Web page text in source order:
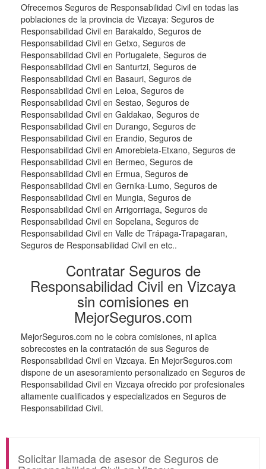
Ofrecemos Seguros de Responsabilidad Civil en todas las
poblaciones de la provincia de Vizcaya: Seguros de
Responsabilidad Civil en Barakaldo, Seguros de
Responsabilidad Civil en Getxo, Seguros de
Responsabilidad Civil en Portugalete, Seguros de
Responsabilidad Civil en Santurtzi, Seguros de
Responsabilidad Civil en Basauri, Seguros de
Responsabilidad Civil en Leioa, Seguros de
Responsabilidad Civil en Sestao, Seguros de
Responsabilidad Civil en Galdakao, Seguros de
Responsabilidad Civil en Durango, Seguros de
Responsabilidad Civil en Erandio, Seguros de
Responsabilidad Civil en Amorebieta-Etxano, Seguros de
Responsabilidad Civil en Bermeo, Seguros de
Responsabilidad Civil en Ermua, Seguros de
Responsabilidad Civil en Gernika-Lumo, Seguros de
Responsabilidad Civil en Mungia, Seguros de
Responsabilidad Civil en Arrigorriaga, Seguros de
Responsabilidad Civil en Sopelana, Seguros de
Responsabilidad Civil en Valle de Trápaga-Trapagaran,
Seguros de Responsabilidad Civil en etc..
Contratar Seguros de
Responsabilidad Civil en Vizcaya
sin comisiones en
MejorSeguros.com
MejorSeguros.com no le cobra comisiones, ni aplica
sobrecostes en la contratación de sus Seguros de
Responsabilidad Civil en Vizcaya. En MejorSeguros.com
dispone de un asesoramiento personalizado en Seguros de
Responsabilidad Civil en Vizcaya ofrecido por profesionales
altamente cualificados y especializados en Seguros de
Responsabilidad Civil.
Solicitar llamada de asesor de Seguros de